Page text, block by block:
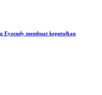
Eyzendy membuat keputu&an